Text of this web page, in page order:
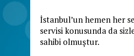
İstanbul’un hemen her
servisi konusunda da
sahibi olmuştur.